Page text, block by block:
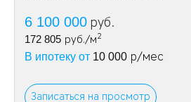
6 100 000 руб.
172 805 руб./м2
В ипотеку от 10 000 р/мес
Записаться на просмотр